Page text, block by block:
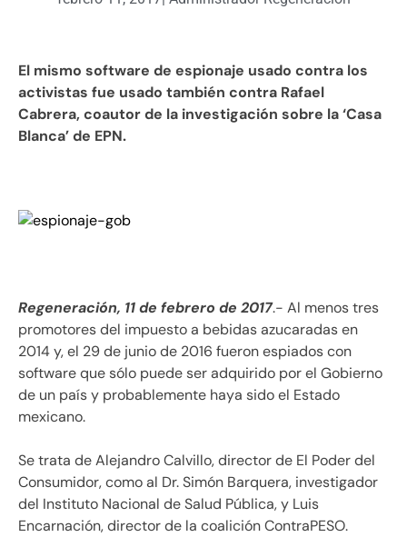
El mismo software de espionaje usado contra los
activistas fue usado también contra Rafael
Cabrera, coautor de la investigación sobre la ‘Casa
Blanca’ de EPN.
Regeneración, 11 de febrero de 2017.- Al menos tres
promotores del impuesto a bebidas azucaradas en
2014 y, el 29 de junio de 2016 fueron espiados con
software que sólo puede ser adquirido por el Gobierno
de un país y probablemente haya sido el Estado
mexicano.
Se trata de Alejandro Calvillo, director de El Poder del
Consumidor, como al Dr. Simón Barquera, investigador
del Instituto Nacional de Salud Pública, y Luis
Encarnación, director de la coalición ContraPESO.